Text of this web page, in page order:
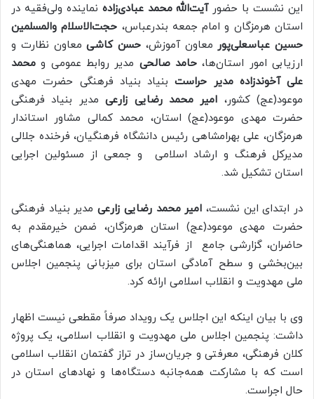
این نشست با حضورآیت‌الله محمد عبادی‌زاده نماینده ولی‌فقیه در
استان هرمزگان و امام جمعه بندرعباس، حجت‌الاسلام والمسلمین
حسین عباسعلی‌پور معاون آموزش، حسن کاشی معاون نظارت و
ارزیابی امور استان‌ها، حامد صالحی مدیر روابط عمومی و محمد
علی آخوندزاده مدیر حراستبنیاد بنیاد فرهنگی حضرت مهدی
موعود(عج) کشور، امیر محمد رضایی زارعی مدیر بنیاد فرهنگی
حضرت مهدی موعود(عج) استان، محمدکمالی مشاور استاندار
هرمزگان، علی بهرامشاهی رئیس دانشگاه فرهنگیان، فرخنده جلالی
مدیرکل فرهنگ و ارشاد اسلامی و جمعی از مسئولین اجرایی
استان تشکیل شد.
در ابتدای این نشست، امیر محمد رضایی زارعیمدیر بنیاد فرهنگی
حضرت مهدی موعود(عج) استان هرمزگان، ضمن خیرمقدم به
حاضران، گزارشی جامع از فرآیند اقدامات اجرایی، هماهنگی‌های
بین‌بخشی و سطح آمادگی استان برای میزبانی پنجمین اجلاس
ملی مهدویت و انقلاب اسلامی ارائه کرد.
وی با بیان اینکه این اجلاس یک رویداد صرفاً مقطعی نیست اظهار
داشت: پنجمین اجلاس ملی مهدویت و انقلاب اسلامی، یک پروژه
کلان فرهنگی، معرفتی و جریان‌ساز در تراز گفتمان انقلاب اسلامی
است که با مشارکت همه‌جانبه دستگاه‌ها و نهادهای استان در
حال اجراست.